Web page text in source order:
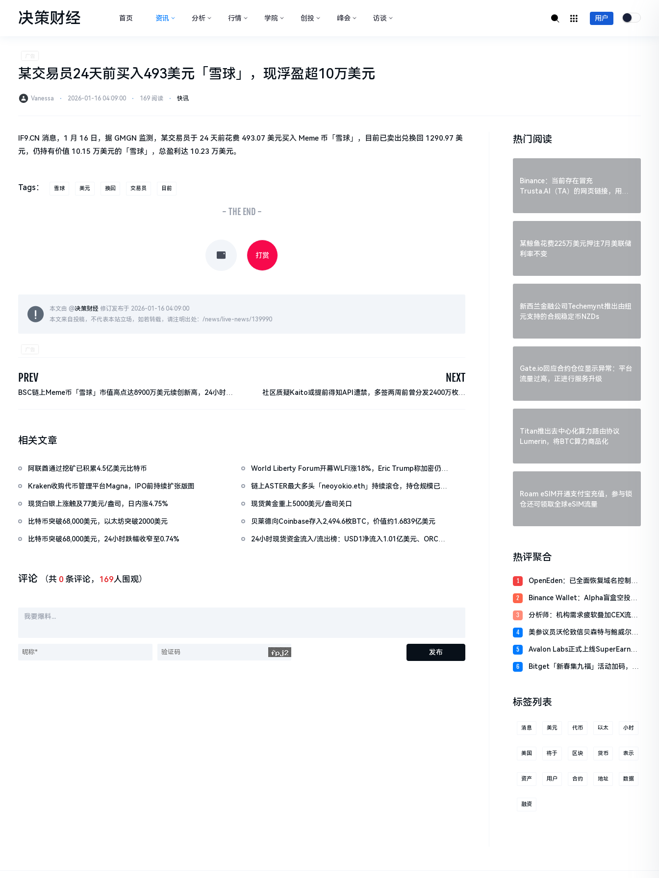
决策财经 首页 资讯 分析 行情 学院 创投 峰会 访谈 用户
某交易员24天前买入493美元「雪球」，现浮盈超10万美元
Vanessa ⋅ 2026-01-16 04:09:00 ⋅ 169 阅读 ⋅ 快讯
IF9.CN 消息，1 月 16 日，据 GMGN 监测，某交易员于 24 天前花费 493.07 美元买入 Meme 币「雪球」，目前已卖出兑换回 1290.97 美
元，仍持有价值 10.15 万美元的「雪球」，总盈利达 10.23 万美元。
Tags： 雪球 美元 换回 交易员 目前
- THE END -
打赏
本文由 @决策财经 修订发布于 2026-01-16 04:09:00
本文来自投稿，不代表本站立场，如若转载，请注明出处：/news/live-news/139990
PREV
BSC链上Meme币「雪球」市值高点达8900万美元续创新高，24小时涨
NEXT
社区质疑Kaito或提前得知API遭禁，多签两周前曾分发2400万枚代
相关文章
阿联酋通过挖矿已积累4.5亿美元比特币
World Liberty Forum开幕WLFI涨18%，Eric Trump称加密仍处
Kraken收购代币管理平台Magna，IPO前持续扩张版图
链上ASTER最大多头「neoyokio.eth」持续滚仓，持仓规模已达
现货白银上涨触及77美元/盎司，日内涨4.75%
现货黄金重上5000美元/盎司关口
比特币突破68,000美元，以太坊突破2000美元 贝莱德向Coinbase存入2,494.6枚BTC，价值约1.6839亿美元
比特币突破68,000美元，24小时跌幅收窄至0.74%
24小时现货资金流入/流出榜：USD1净流入1.01亿美元、ORCA
评论 （共 0 条评论， 169人围观）
发布
热门阅读
Binance：当前存在冒充
Trusta.AI（TA）的网页链接，用户
某鲸鱼花费225万美元押注7月美联储
利率不变
新西兰金融公司Techemynt推出由纽
元支持的合规稳定币NZDs
Gate.io回应合约仓位显示异常：平台
流量过高，正进行服务升级
Titan推出去中心化算力路由协议
Lumerin，将BTC算力商品化
Roam eSIM开通支付宝充值，参与锁
仓还可领取全球eSIM流量
热评聚合
1
OpenEden：已全面恢复域名控制，
2
Binance Wallet：Alpha盲盒空投将
分
3
分析师：机构需求疲软叠加CEX流入
4
美参议员沃伦致信贝森特与鲍威尔，
行业
5
Avalon Labs正式上线SuperEarn理
6
Bitget「新春集九福」活动加码，报
标签列表
消息 美元 代币 以太 小时
美国 将于 区块 货币 表示
资产 用户 合约 地址 数据
融资